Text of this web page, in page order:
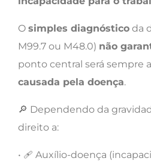
O simples diagnóstico da
M99.7 ou M48.0) não
ponto central será sempre a
causada pela doença.
🔎 Dependendo da
direito a:
• 🩹 Auxílio-doença